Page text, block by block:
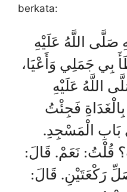
berkata:
اللَّهُ عَلَيْهِ
بِي جَمَلِي وَأَعْيَا،
اللَّهُ عَلَيْهِ
فَجِئْتُ
بَابِ الْمَسْجِدِ.
قُلْتُ: نَعَمْ. قَالَ:
رَكْعَتَيْنِ. قَالَ: